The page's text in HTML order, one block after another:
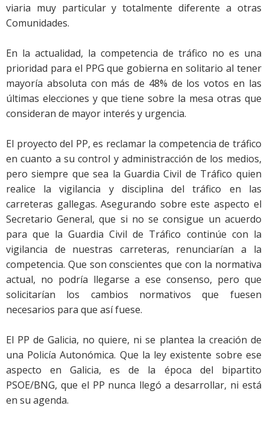
viaria muy particular y totalmente diferente a otras
Comunidades.
En la actualidad, la competencia de tráfico no es una
prioridad para el PPG que gobierna en solitario al tener
mayoría absoluta con más de 48% de los votos en las
últimas elecciones y que tiene sobre la mesa otras que
consideran de mayor interés y urgencia.
El proyecto del PP, es reclamar la competencia de tráfico
en cuanto a su control y administracción de los medios,
pero siempre que sea la Guardia Civil de Tráfico quien
realice la vigilancia y disciplina del tráfico en las
carreteras gallegas. Asegurando sobre este aspecto el
Secretario General, que si no se consigue un acuerdo
para que la Guardia Civil de Tráfico continúe con la
vigilancia de nuestras carreteras, renunciarían a la
competencia. Que son conscientes que con la normativa
actual, no podría llegarse a ese consenso, pero que
solicitarían los cambios normativos que fuesen
necesarios para que así fuese.
El PP de Galicia, no quiere, ni se plantea la creación de
una Policía Autonómica. Que la ley existente sobre ese
aspecto en Galicia, es de la época del bipartito
PSOE/BNG, que el PP nunca llegó a desarrollar, ni está
en su agenda.